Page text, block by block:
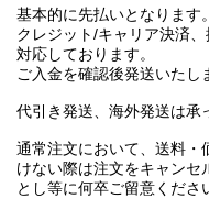
基本的に先払いとなります。
クレジット/キャリア決済
対応しております。
ご入金を確認後発送いたし
代引き発送、海外発送は承
通常注文において、送料・
けない際は注文をキャンセ
とし等に何卒ご留意くださ